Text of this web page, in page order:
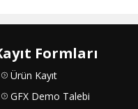
Formları
Ürün Kayıt
GFX Demo Talebi